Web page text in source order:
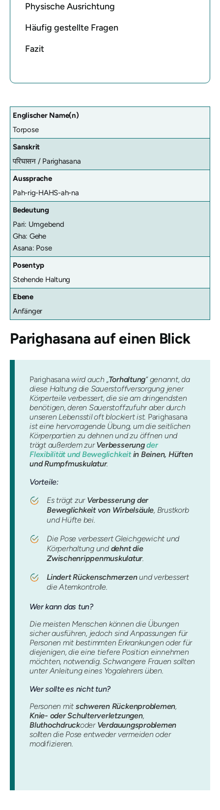
Physische Ausrichtung
Häufig gestellte Fragen
Fazit
Englischer Name(n)
Torpose
Sanskrit
परिघासन / Parighasana
Aussprache
Pah-rig-HAHS-ah-na
Bedeutung
Pari: Umgebend
Gha: Gehe
Asana: Pose
Posentyp
Stehende Haltung
Ebene
Anfänger
Parighasana auf einen Blick
Parighasana wird auch „Torhaltung“ genannt, da
diese Haltung die Sauerstoffversorgung jener
Körperteile verbessert, die sie am dringendsten
benötigen, deren Sauerstoffzufuhr aber durch
unseren Lebensstil oft blockiert ist. Parighasana
ist eine hervorragende Übung, um die seitlichen
Körperpartien zu dehnen und zu öffnen und
trägt außerdem zurVerbesserungder
Flexibilität und Beweglichkeitin Beinen, Hüften
und Rumpfmuskulatur.
Vorteile:
Es trägt zur Verbesserung der
Beweglichkeit von Wirbelsäule, Brustkorb
und Hüfte bei.
Die Pose verbessert Gleichgewicht und
Körperhaltung unddehnt die
Zwischenrippenmuskulatur.
Lindert Rückenschmerzenund verbessert
die Atemkontrolle.
Wer kann das tun?
Die meisten Menschen können die Übungen
sicher ausführen, jedoch sind Anpassungen für
Personen mit bestimmten Erkrankungen oder für
diejenigen, die eine tiefere Position einnehmen
möchten, notwendig. Schwangere Frauen sollten
unter Anleitung eines Yogalehrers üben.
Wer sollte es nicht tun?
Personen mit schweren Rückenproblemen,
Knie- oder Schulterverletzungen,
Bluthochdruckoder Verdauungsproblemen
sollten die Pose entweder vermeiden oder
modifizieren.